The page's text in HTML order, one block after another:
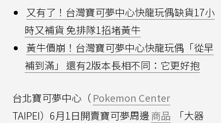
又有了！台灣寶可夢中心快龍玩偶缺貨17小
時又補貨 免排隊1招堵黃牛
黃牛價崩！台灣寶可夢中心快龍玩偶「從早
補到滿」 還有2版本長相不同：它更好抱
台北寶可夢中心（ Pokemon Center
TAIPEI）6月1日開賣寶可夢周邊商品
「大器